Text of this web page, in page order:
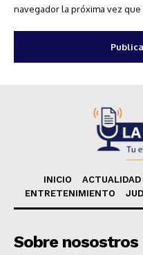
navegador la próxima vez que
INICIO ACTUALIDAD
ENTRETENIMIENTO
Sobre nosostros